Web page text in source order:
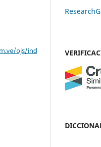
ojs/ind